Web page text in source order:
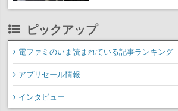
正義感を表現した香水
フレグランスに
ピックアップ
電ファミのいま読まれている記事ランキング
アプリセール情報
インタビュー